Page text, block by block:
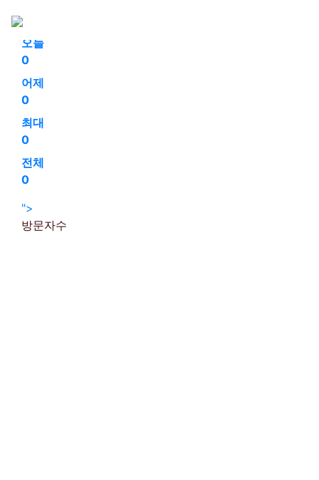
로그인
오늘
0
어제
0
최대
0
전체
0
">
방문자수